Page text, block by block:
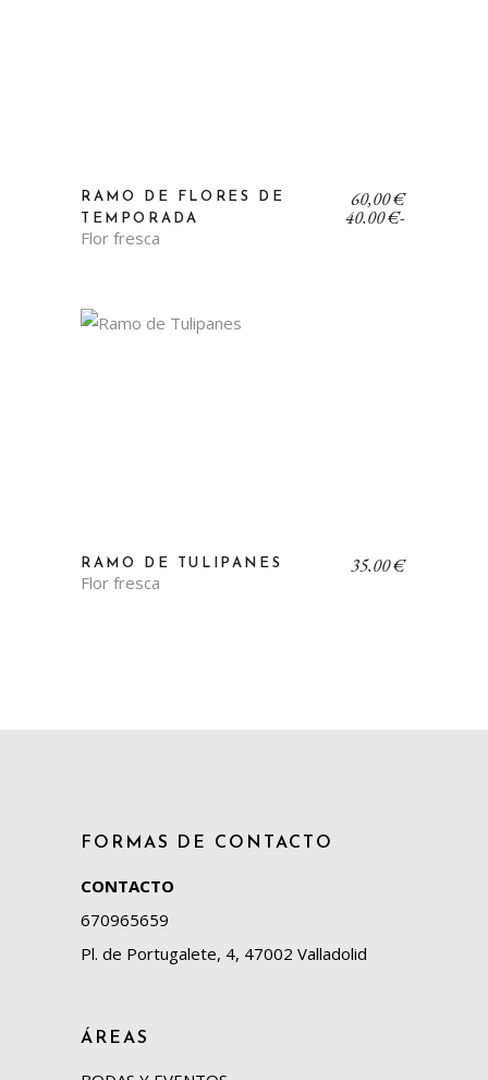
RAMO DE FLORES DE
TEMPORADA
Flor fresca
40,00€-
60,00€Rango
de
RAMO DE TULIPANES
Flor fresca
35,00€
FORMAS DE CONTACTO
CONTACTO
670965659
Pl. de Portugalete, 4, 47002 Valladolid
ÁREAS